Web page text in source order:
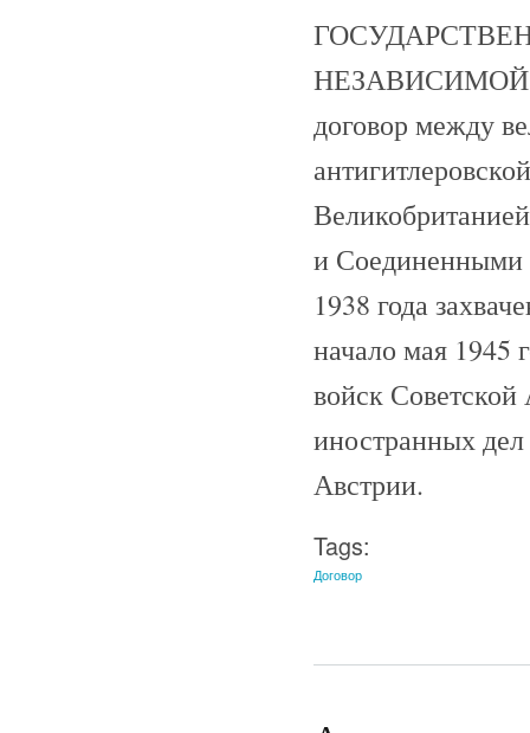
НЕЗАВИСИМОЙ
договор между
и Соединенными
1938 года
начало мая 1945
войск
иностранных
Австрии.
Tags:
Договор